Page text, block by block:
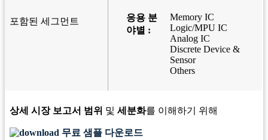
포함된 세그먼트
응용 분
야별 :
Memory IC
Logic/MPU IC
Analog IC
Discrete Device &
Sensor
Others
상세 시장 보고서 범위 및 세분화를 이해하기 위해
무료 샘플 다운로드